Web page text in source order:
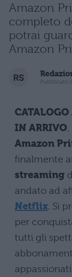
Amazon
completo
potrai
Amazon
Pubblicato
IN ARRIVO
Amazon
finalmente
streaming
andato ad
Netflix. Si
per
tutti gli